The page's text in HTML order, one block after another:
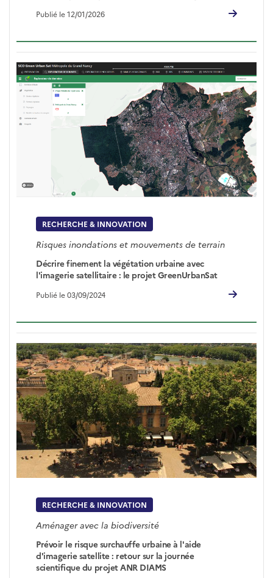
Publié le 12/01/2026
RECHERCHE & INNOVATION
Risques inondations et mouvements de terrain
Décrire finement la végétation urbaine avec
l'imagerie satellitaire : le projet GreenUrbanSat
Publié le 03/09/2024
RECHERCHE & INNOVATION
Aménager avec la biodiversité
Prévoir le risque surchauffe urbaine à l'aide
d'imagerie satellite : retour sur la journée
scientifique du projet ANR DIAMS